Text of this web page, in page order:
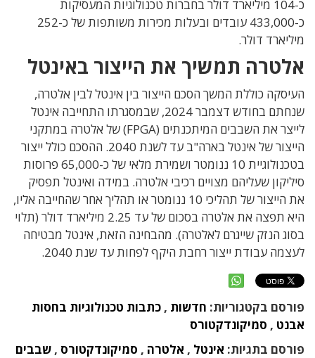
כ-104 מיליארד דולר בחברות טכנולוגיות המעסיקות
כ-433,000 עובדים ובעלות מכירות משותפות של כ-252
מיליארד דולר.
אלטרה תמשיך את הייצור באינטל
העיסקה כוללת המשך הסכם הייצור בין אינטל לבין אלטרה,
שנחתם בחודש דצמבר 2024, שבמסגרתו התחייבה אינטל
לייצר את השבבים המיתכנתים (FPGA) של אלטרה במתקני
הייצור של אינטל בארה"ב עד לשנת 2040. ההסכם כולל ייצור
בטכנולוגיית 10 ננומטר ושמירת מלאי של כ-65,000 פרוסות
סיליקון שעליהם מצויים רכיבי אלטרה. במידה ואינטל תפסיק
את הייצור של תהליכי 10 ננומטר או תהליך אחר שהחייבה אליו,
היא תפצה את אלטרה בסכום של עד 2.25 מיליארד דולר (תלוי
בסוג הנזק שייגרם לאלטרה). מהבחינה הזאת, אינטל מבטיחה
לעצמה עבודת ייצור רחבת היקף לפחות עד שנת 2040.
פורסם בקטגוריות: חדשות , כתבות טכנולוגיות בחסות
אבנט , סמיקונדקטורס
פורסם בתגיות: אינטל , אלטרה , סמיקונדקטורס , שבבים